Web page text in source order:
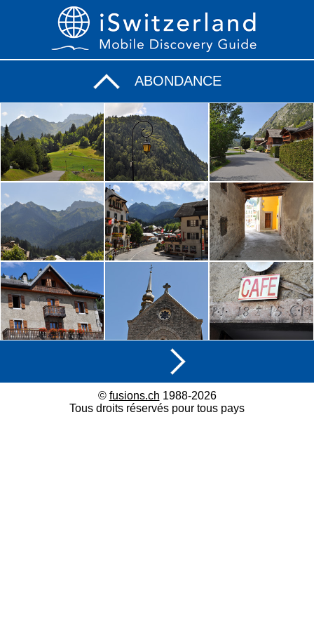
ABONDANCE
© fusions.ch 1988-2026
Tous droits réservés pour tous pays